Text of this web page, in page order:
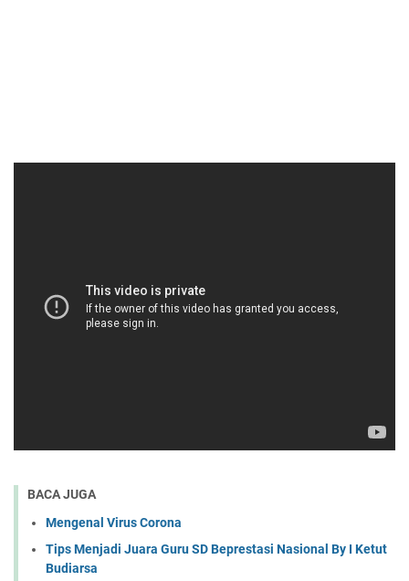
BACA JUGA
Mengenal Virus Corona
Tips Menjadi Juara Guru SD Beprestasi Nasional By I Ketut
Budiarsa